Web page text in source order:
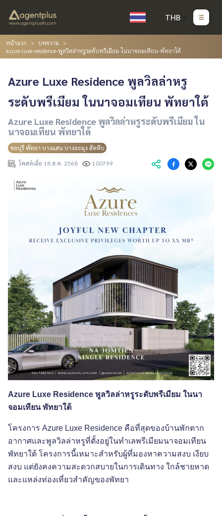
THB
หน้าแรก
บทความ
azure-luxe-residence-พูลวิลล่าหรูระดับพรีเมียม-ในนาจอมเทียน-พัทยาใต้
Azure Luxe Residence พูลวิลล่าหรู
ระดับพรีเมียม ในนาจอมเทียน พัทยาใต้
Azure Luxe Residence พูลวิลล่าหรูระดับพรีเมียม ใน
นาจอมเทียน พัทยาใต้
ชลบุรี พัทยา บางแสน บางละมุง สัตหีบ
โพสต์เมื่อ 18 ส.ค. 2568
100799
Azure Luxe Residence พูลวิลล่าหรูระดับพรีเมียม ในนา
จอมเทียน พัทยาใต้
โครงการ Azure Luxe Residence คือที่สุดของบ้านพักตาก
อากาศและพูลวิลล่าหรูที่ตั้งอยู่ในทำเลพรีเมียมนาจอมเทียน
พัทยาใต้ โครงการนี้เหมาะสำหรับผู้ที่มองหาความสงบ เงียบ
สงบ แต่ยังคงความสะดวกสบายในการเดินทาง ใกล้ชายหาด
และแหล่งท่องเที่ยวสำคัญของพัทยา